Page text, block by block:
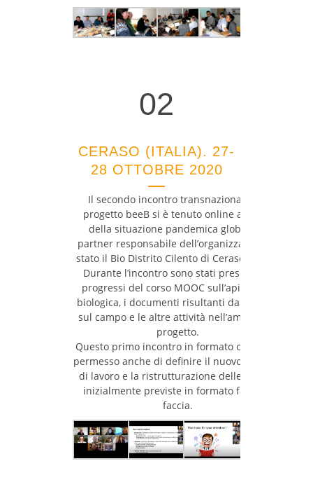
02
CERASO (ITALIA). 27-
28 OTTOBRE 2020
Il secondo incontro transnazionale del
progetto beeB si è tenuto online a causa
della situazione pandemica globale. Il
partner responsabile dell’organizzazione è
stato il Bio Distrito Cilento di Ceraso (Italia).
Durante l’incontro sono stati presentati i
progressi del corso MOOC sull’apicoltura
biologica, i documenti risultanti dalle visite
sul campo e le altre attività nell’ambito del
progetto.
Questo primo incontro in formato online ha
permesso anche di definire il nuovo formato
di lavoro e la ristrutturazione delle attività
inizialmente previste in formato faccia a
faccia.